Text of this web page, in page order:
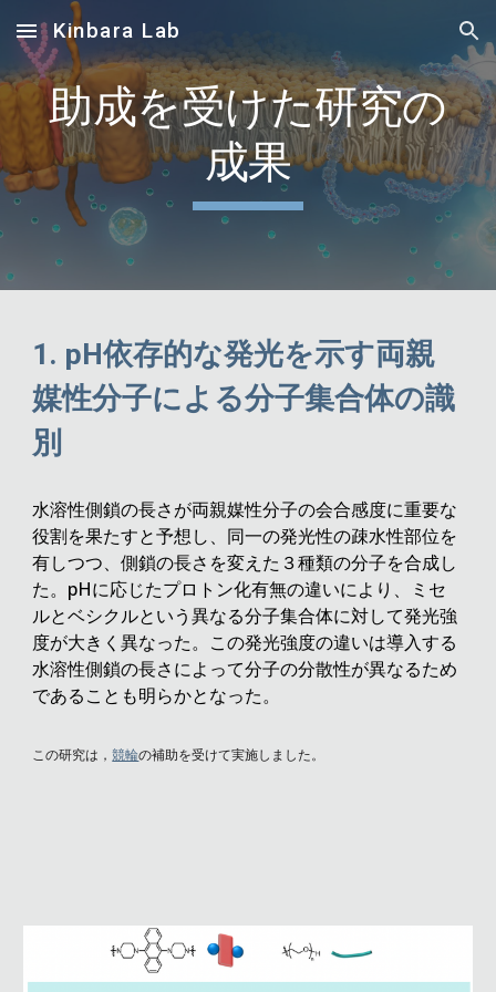
Skip to main content Skip to navigation
Kinbara Lab
助成を受けた研究の
成果
1. pH依存的な発光を示す両親
媒性分子による分子集合体の識
別
水溶性側鎖の長さが両親媒性分子の会合感度に重要な
役割を果たすと予想し、同一の発光性の疎水性部位を
有しつつ、側鎖の長さを変えた３種類の分子を合成し
た。pHに応じたプロトン化有無の違いにより、ミセ
ルとベシクルという異なる分子集合体に対して発光強
度が大きく異なった。この発光強度の違いは導入する
水溶性側鎖の長さによって分子の分散性が異なるため
であることも明らかとなった。
この研究は，競輪の補助を受けて実施しました。